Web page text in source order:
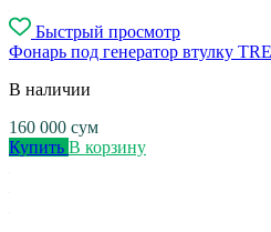
Быстрый просмотр
Фонарь под генератор втулку
В наличии
160 000 сум
Купить В корзину